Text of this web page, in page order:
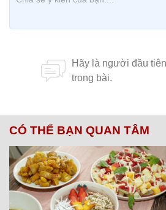
CÓ THỂ BẠN QUAN TÂM